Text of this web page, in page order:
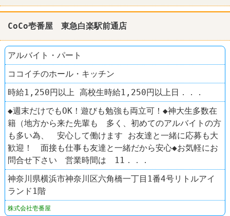
CoCo壱番屋 東急白楽駅前通店
アルバイト・パート
ココイチのホール・キッチン
時給1,250円以上 高校生時給1,250円以上日．．．
◆週末だけでもOK！遊びも勉強も両立可！◆神大生多数在
籍（地方から来た先輩も 多く、初めてのアルバイトの方
も多い為、 安心して働けます お友達と一緒に応募も大
歓迎！ 面接も仕事も友達と一緒だから安心◆お気軽にお
問合せ下さい 営業時間は 11．．．
神奈川県横浜市神奈川区六角橋一丁目1番4号リトルアイ
ランド1階
株式会社壱番屋